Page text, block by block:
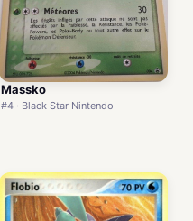
Massko
#4 · Black Star Nintendo